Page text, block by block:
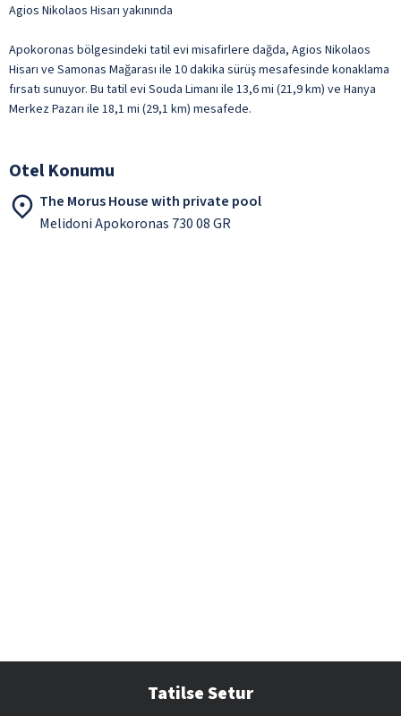
Agios Nikolaos Hisarı yakınında
Apokoronas bölgesindeki tatil evi misafirlere dağda, Agios Nikolaos
Hisarı ve Samonas Mağarası ile 10 dakika sürüş mesafesinde konaklama
fırsatı sunuyor. Bu tatil evi Souda Limanı ile 13,6 mi (21,9 km) ve Hanya
Merkez Pazarı ile 18,1 mi (29,1 km) mesafede.
Otel Konumu
The Morus House with private pool
Melidoni Apokoronas 730 08 GR
Tatilse Setur